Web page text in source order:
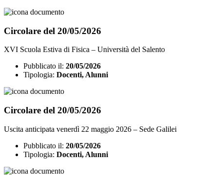
Circolare del 20/05/2026
XVI Scuola Estiva di Fisica – Università del Salento
Pubblicato il: 20/05/2026
Tipologia: Docenti, Alunni
Circolare del 20/05/2026
Uscita anticipata venerdì 22 maggio 2026 – Sede Galilei
Pubblicato il: 20/05/2026
Tipologia: Docenti, Alunni